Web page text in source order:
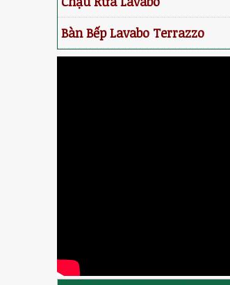
Bàn Bếp Lavabo Terrazzo